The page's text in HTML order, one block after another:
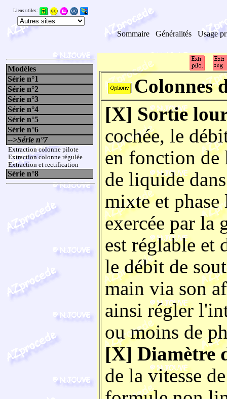
Liens utiles:
Sommaire Généralités Usage
Modèles
Série n°1
Série n°2
Série n°3
Série n°4
Série n°5
Série n°6
-->Série n°7
Extraction colonne pilote
Extraction colonne régulée
Extraction et rectification
Série n°8
Colonnes
[X] Sortie
cochée, le
en fonction de
de liquide
mixte et
exercée par la
est réglable et
le débit de
main via son
ainsi régler
ou moins de
[X] Diamètre
de la vitesse